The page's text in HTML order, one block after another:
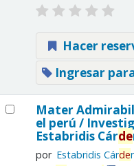
Hacer
Ingresar
Mater
el perú /
Estabridis Cárde
por Estabridis Cárde